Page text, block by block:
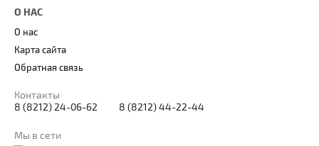
О НАС
О нас
Карта сайта
Обратная связь
Контакты
8 (8212) 24-06-62
8 (8212) 44-22-44
Мы в сети